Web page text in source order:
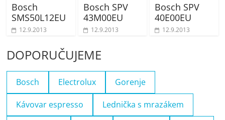
Bosch
SMS50L12EU
12.9.2013
Bosch SPV
43M00EU
12.9.2013
Bosch SPV
40E00EU
12.9.2013
DOPORUČUJEME
Bosch Electrolux Gorenje
Kávovar espresso Lednička s mrazákem